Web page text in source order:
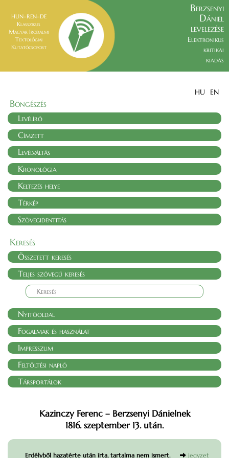
HUN–REN–DE
Klasszikus
Magyar Irodalmi
Textológiai
Kutatócsoport
Berzsenyi
Dániel
levelezése
Elektronikus
kritikai
kiadás
HU EN
Böngészés
Levélíró
Címzett
Levélváltás
Kronológia
Keltezés helye
Térkép
Szövegidentitás
Keresés
Összetett keresés
Teljes szövegű keresés
Nyitóoldal
Fogalmak és használat
Impresszum
Feltöltési napló
Társportálok
Kazinczy Ferenc – Berzsenyi Dánielnek
1816. szeptember 13. után.
Erdélyből hazatérte után írta, tartalma nem ismert. jegyzet